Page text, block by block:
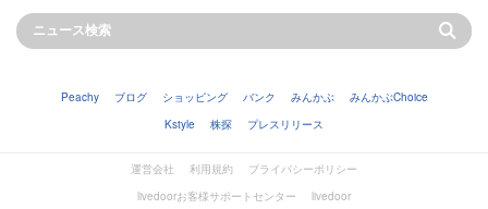
Peachy ブログ ショッピング バンク みんかぶ
みんかぶChoice
Kstyle
株探 プレスリリース
運営会社 利用規約
プライバシーポリシー
livedoorお客様サポートセンター
livedoor